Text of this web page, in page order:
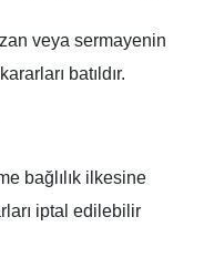
veya sermayenin
batıldır.
bağlılık ilkesine
iptal edilebilir